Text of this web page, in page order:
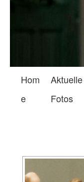
Hom
e
Aktuelle
Fotos